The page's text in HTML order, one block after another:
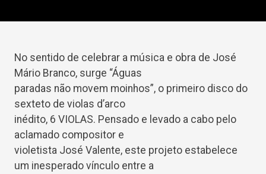
No sentido de celebrar a música e obra de José
Mário Branco, surge “Águas
paradas não movem moinhos”, o primeiro disco do
sexteto de violas d’arco
inédito, 6 VIOLAS. Pensado e levado a cabo pelo
aclamado compositor e
violetista José Valente, este projeto estabelece
um inesperado vínculo entre a